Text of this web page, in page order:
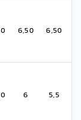
0 6,50 6,50
0 6 5,5